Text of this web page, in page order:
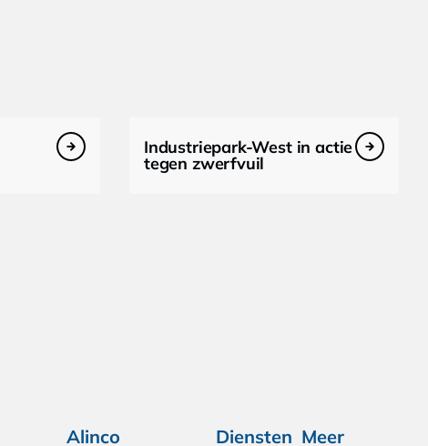
Industriepark-West in actie
tegen zwerfvuil
Alinco Diensten Meer